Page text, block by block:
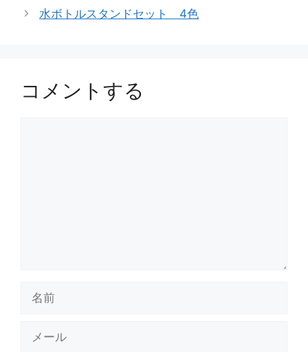
ー
水ボトルスタンドセット 4色
コメントする